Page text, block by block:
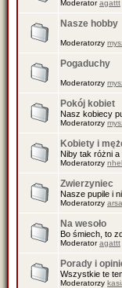
Moderatoragattt
Nasze hobby
Moderatorzy
Pogaduchy
Moderatorzy
Pokój kobiet
Nasz kobiecy
Moderatorzy
Kobiety i
Niby tak różni a
Moderatorzy
Zwierzyniec
Nasze pupile i
Moderatorzy
Na wesoło
Bo śmiech, to
Moderatoragattt
Porady i
Wszystkie te
Moderatorzy